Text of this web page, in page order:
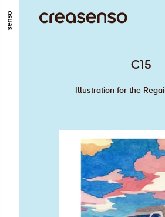
GO TO MAIN CONTENT
C15
Illustration for the